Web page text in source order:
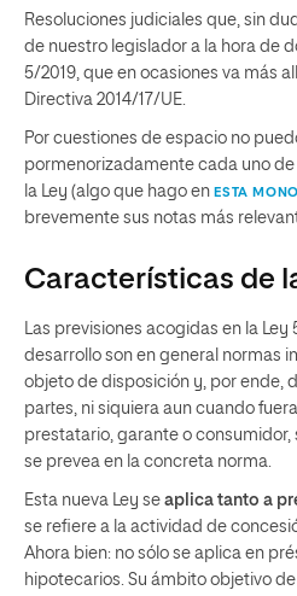
Resoluciones judiciales que, sin
de nuestro legislador a la hora de
5/2019, que en ocasiones va más
Directiva 2014/17/UE.
Por cuestiones de espacio no
pormenorizadamente cada uno
la Ley (algo que hago en ESTA
brevemente sus notas más
Características de
Las previsiones acogidas en la Ley
desarrollo son en general normas
objeto de disposición y, por ende,
partes, ni siquiera aun cuando
prestatario, garante o
se prevea en la concreta norma.
Esta nueva Ley se aplica tanto a
se refiere a la actividad de
Ahora bien: no sólo se aplica en
hipotecarios. Su ámbito objetivo